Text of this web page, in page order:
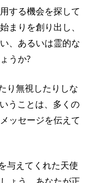
する機会を探して
まりを創り出し、
、あるいは霊的な
うか?
り無視したりしな
うことは、多くの
ッセージを伝えて
与えてくれた天使